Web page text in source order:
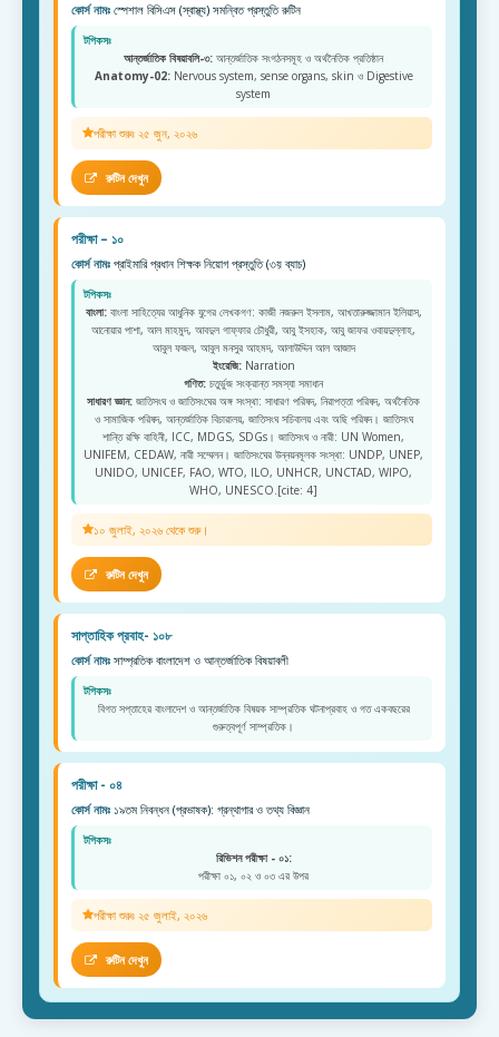
কোর্স নামঃ স্পেশাল বিসিএস (স্বাস্থ্য) সমন্বিত প্রস্তুতি রুটিন
টপিকসঃ
আন্তর্জাতিক বিষয়াবলি-৩: আন্তর্জাতিক সংগঠনসমূহ ও অর্থনৈতিক প্রতিষ্ঠান
Anatomy-02:Nervous system, sense organs, skin ও Digestive
system
পরীক্ষা শুরুঃ ২৫ জুন, ২০২৬
রুটিন দেখুন
পরীক্ষা – ১০
কোর্স নামঃ প্রাইমারি প্রধান শিক্ষক নিয়োগ প্রস্তুতি (৩য় ব্যাচ)
টপিকসঃ
বাংলা:বাংলা সাহিত্যের আধুনিক যুগের লেখকগণ: কাজী নজরুল ইসলাম, আখতারুজ্জামান ইলিয়াস,
আনোয়ার পাশা, আল মাহমুদ, আবদুল গাফ্ফার চৌধুরী, আবু ইসহাক, আবু জাফর ওবায়দুল্লাহ,
আবুল ফজল, আবুল মনসুর আহমদ, আলাউদ্দিন আল আজাদ
ইংরেজি:Narration
গণিত: চতুর্ভুজ সংক্রান্ত সমস্যা সমাধান
সাধারণ জ্ঞান: জাতিসংঘ ও জাতিসংঘের অঙ্গ সংস্থা: সাধারণ পরিষদ, নিরাপত্তা পরিষদ, অর্থনৈতিক
ও সামাজিক পরিষদ, আন্তর্জাতিক বিচারালয়, জাতিসংঘ সচিবালয় এবং অছি পরিষদ। জাতিসংঘ
শান্তি রক্ষি বাহিনী, ICC, MDGS, SDGs। জাতিসংঘ ও নারী: UN Women,
UNIFEM, CEDAW, নারী সম্মেলন। জাতিসংঘের উন্নয়নমূলক সংস্থা: UNDP, UNEP,
UNIDO, UNICEF, FAO, WTO, ILO, UNHCR, UNCTAD, WIPO,
WHO, UNESCO.[cite: 4]
১০ জুলাই, ২০২৬ থেকে শুরু।
রুটিন দেখুন
সাপ্তাহিক প্রবাহ- ১০৮
কোর্স নামঃ সাম্প্রতিক বাংলাদেশ ও আন্তর্জাতিক বিষয়াবলী
টপিকসঃ
বিগত সপ্তাহের বাংলাদেশ ও আন্তর্জাতিক বিষয়ক সাম্প্রতিক ঘটনাপ্রবাহ ও গত একবছরের
গুরুত্বপূর্ণ সাম্প্রতিক।
পরীক্ষা - ০৪
কোর্স নামঃ ১৯তম নিবন্ধন (প্রভাষক): গ্রন্থাগার ও তথ্য বিজ্ঞান
টপিকসঃ
রিভিশন পরীক্ষা - ০১:
পরীক্ষা ০১, ০২ ও ০৩ এর উপর
পরীক্ষা শুরুঃ ২৫ জুলাই, ২০২৬
রুটিন দেখুন